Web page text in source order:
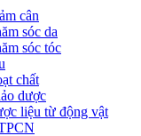
cân
sóc da
sóc tóc
chất
dược
liệu từ động vật